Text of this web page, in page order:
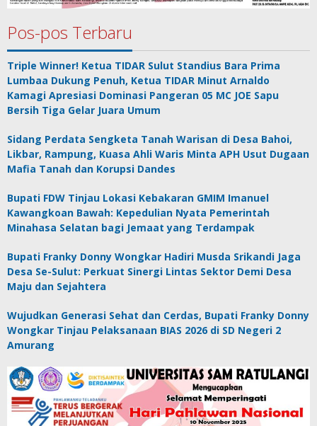
Pos-pos Terbaru
Triple Winner! Ketua TIDAR Sulut Standius Bara Prima
Lumbaa Dukung Penuh, Ketua TIDAR Minut Arnaldo
Kamagi Apresiasi Dominasi Pangeran 05 MC JOE Sapu
Bersih Tiga Gelar Juara Umum
Sidang Perdata Sengketa Tanah Warisan di Desa Bahoi,
Likbar, Rampung, Kuasa Ahli Waris Minta APH Usut Dugaan
Mafia Tanah dan Korupsi Dandes
Bupati FDW Tinjau Lokasi Kebakaran GMIM Imanuel
Kawangkoan Bawah: Kepedulian Nyata Pemerintah
Minahasa Selatan bagi Jemaat yang Terdampak
Bupati Franky Donny Wongkar Hadiri Musda Srikandi Jaga
Desa Se-Sulut: Perkuat Sinergi Lintas Sektor Demi Desa
Maju dan Sejahtera
Wujudkan Generasi Sehat dan Cerdas, Bupati Franky Donny
Wongkar Tinjau Pelaksanaan BIAS 2026 di SD Negeri 2
Amurang